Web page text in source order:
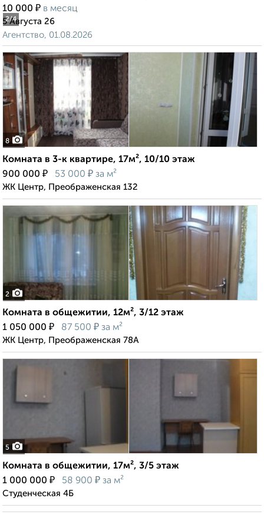
2/4
10 000 ₽ в месяц
5 Августа 26
Агентство, 01.08.2026
8
Комната в 3-к квартире, 17м², 10/10 этаж
900 000 ₽ 53 000 ₽ за м²
ЖК Центр, Преображенская 132
2
Комната в общежитии, 12м², 3/12 этаж
1 050 000 ₽ 87 500 ₽ за м²
ЖК Центр, Преображенская 78А
5
Комната в общежитии, 17м², 3/5 этаж
1 000 000 ₽ 58 900 ₽ за м²
Студенческая 4Б